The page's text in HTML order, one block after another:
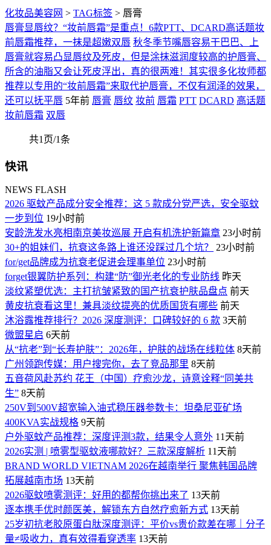
化妆品美容网 > TAG标签 > 唇膏
唇膏显唇纹？“妆前唇霜”是重点！6款PTT、DCARD高话题妆
前唇霜推荐，一抹是超嫩双唇 秋冬季节嘴唇容易干巴巴、上
唇膏就容易凸显唇纹及死皮，但是涂抹滋润度较高的护唇膏、
所含的油脂又会让死皮浮出，真的很两难！其实很多化妆师都
推荐以专用的“妆前唇霜”来取代护唇膏，不仅有润泽的效果，
还可以抚平唇 5年前 唇膏 唇纹 妆前 唇霜 PTT DCARD 高话题
妆前唇霜 双唇
共1页/1条
快讯
NEWS FLASH
2026 驱蚊产品成分安全推荐：这 5 款成分党严选，安全驱蚊
一步到位 19小时前
安龄洗发水亮相南京美妆巡展 开启有机洗护新篇章 23小时前
30+的姐妹们，抗衰这条路上谁还没踩过几个坑？
23小时前
for/get品牌成为抗衰老促进会理事单位 23小时前
forget银翼防护系列：构建“防”御光老化的专业防线 昨天
淡纹紧塑优选：主打抗皱紧致的国产抗衰护肤品盘点 前天
黄皮抗衰看这里！兼具淡纹提亮的优质国货有哪些 前天
沐浴露推荐排行？2026 深度测评：口碑较好的 6 款 3天前
微盟星启 6天前
从“抗老”到“长寿护肤”：2026年，护肤的战场在线粒体 8天前
广州领跑传媒：用户搜完你，去了竞品那里 8天前
五音荷风赴苏约 花王（中国）疗愈沙龙，诗意诠释“同美共
生” 8天前
250V到500V超宽输入油式稳压器参数卡：坦桑尼亚矿场
400KVA实战规格 9天前
户外驱蚊产品推荐：深度评测3款，结果令人意外 11天前
2026实测 | 喷雾型驱蚊液哪款好？三款深度解析 11天前
BRAND WORLD VIETNAM 2026在越南举行 聚焦韩国品牌
拓展越南市场 13天前
2026驱蚊喷雾测评：好用的都帮你挑出来了 13天前
逐本携手优时颜医美，解锁东方自然疗愈新方式 13天前
25岁初抗老胶原蛋白肽深度测评：平价vs贵价款差在哪｜分子
量≠吸收力，真有效得看穿透率 13天前